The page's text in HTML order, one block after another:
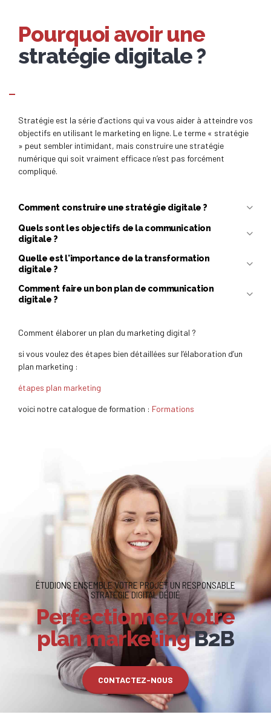
Pourquoi avoir une
stratégie digitale ?
Stratégie est la série d’actions qui va vous aider à atteindre vos
objectifs en utilisant le marketing en ligne. Le terme « stratégie
» peut sembler intimidant, mais construire une stratégie
numérique qui soit vraiment efficace n’est pas forcément
compliqué.
Comment construire une stratégie digitale ?
Définissez vos clients cibles
besoin
Quels sont les objectifs de la communication
digitale ?
Quelle est l'importance de la transformation
digitale ?
Comment faire un bon plan de communication
digitale ?
stratégie marketing
Comment élaborer un plan du marketing digital ?
si vous voulez des étapes bien détaillées sur l’élaboration d’un
plan marketing :
étapes plan marketing
voici notre catalogue de formation : Formations
ÉTUDIONS ENSEMBLE VOTRE PROJET UN RESPONSABLE
STRATÉGIE DIGITAL DÉDIÉ
Perfectionnez votre
plan marketingB2B
CONTACTEZ-NOUS